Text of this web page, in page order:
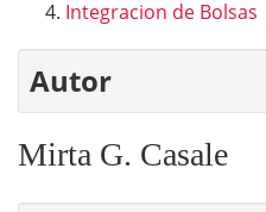
Integracion de Bolsas
Autor
Mirta G. Casale